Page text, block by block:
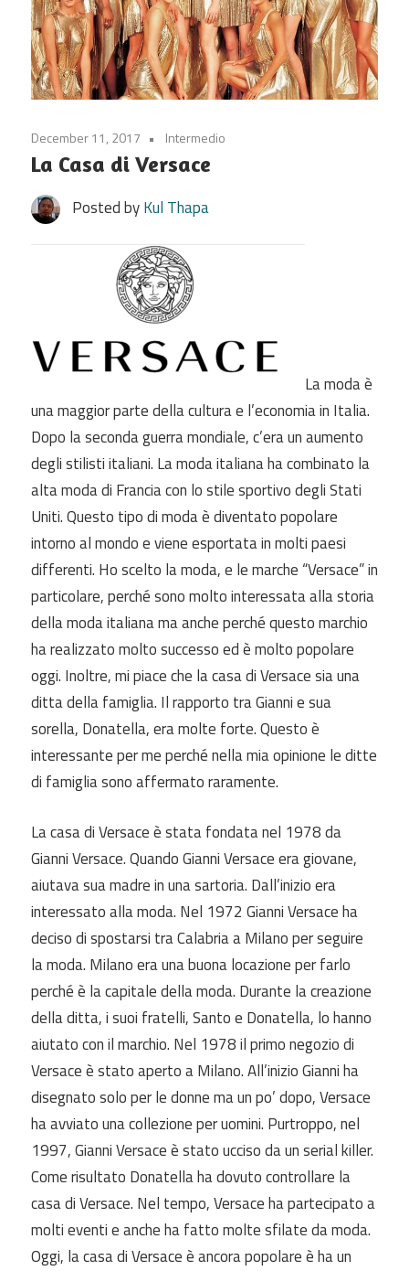
December 11, 2017 Intermedio
La Casa di Versace
Posted byKul Thapa
La modaè
una maggior parte della cultura e l’economia in Italia.
Dopo la seconda guerra mondiale, c’era un aumento
degli stilisti italiani. La moda italiana ha combinato la
alta moda di Francia con lo stile sportivo degli Stati
Uniti. Questo tipo di moda è diventato popolare
intorno al mondo e viene esportata in molti paesi
differenti. Ho scelto la moda, e le marche “Versace” in
particolare, perché sono molto interessata alla storia
della moda italiana ma anche perché questo marchio
ha realizzato molto successo ed è molto popolare
oggi. Inoltre, mi piace che la casa di Versace sia una
ditta della famiglia. Il rapporto tra Gianni e sua
sorella, Donatella, era molte forte. Questo è
interessante per me perché nella mia opinione le ditte
di famiglia sono affermato raramente.
La casa di Versace è stata fondata nel 1978 da
Gianni Versace. Quando Gianni Versace era giovane,
aiutava sua madre in una sartoria. Dall’inizio era
interessato alla moda. Nel 1972 Gianni Versace ha
deciso di spostarsi tra Calabria a Milano per seguire
la moda. Milano era una buona locazione per farlo
perché è la capitale della moda. Durante la creazione
della ditta, i suoi fratelli, Santo e Donatella, lo hanno
aiutato con il marchio. Nel 1978 il primo negozio di
Versace è stato aperto a Milano. All’inizio Gianni ha
disegnato solo per le donne ma un po’ dopo, Versace
ha avviato una collezione per uomini. Purtroppo, nel
1997, Gianni Versace è stato ucciso da un serial killer.
Come risultato Donatella ha dovuto controllare la
casa di Versace. Nel tempo, Versace ha partecipato a
molti eventi e anche ha fatto molte sfilate da moda.
Oggi, la casa di Versace è ancora popolare è ha un